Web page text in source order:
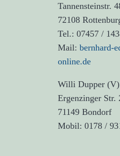
Tannensteinstr.
72108
Tel.: 07457 /
Mail: bernhard-
online.de
Willi Dupper (V)
Ergenzinger Str.
71149 Bondorf
Mobil: 0178 /